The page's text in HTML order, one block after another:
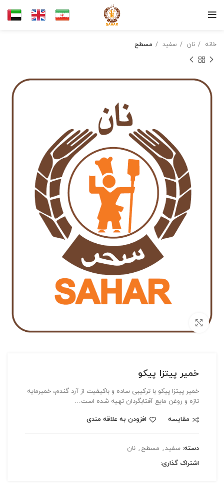
خانه نان سفید مسطح
خمیر پیتزا پیکو
خمیر پیتزا پیکو با ترکیبی ساده و باکیفیت از آرد گندم، خمیرمایه
تازه و روغن مایع آفتابگردان تهیه شده است…
مقایسه
افزودن به علاقه مندی
دسته: سفید, مسطح , نان
اشتراک گذاری: